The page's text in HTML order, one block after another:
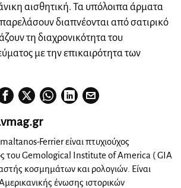
αισθητική. Τα υπόλοιπα άρματα
διαπνέονται από σατιρικό
τη διαχρονικότητα του
με την επικαιρότητα των
Ferrier είναι πτυχιούχος
του Gemological Institute of America ( GIA
κοσμημάτων και ρολογιών. Είναι
ένωσης ιστορικών